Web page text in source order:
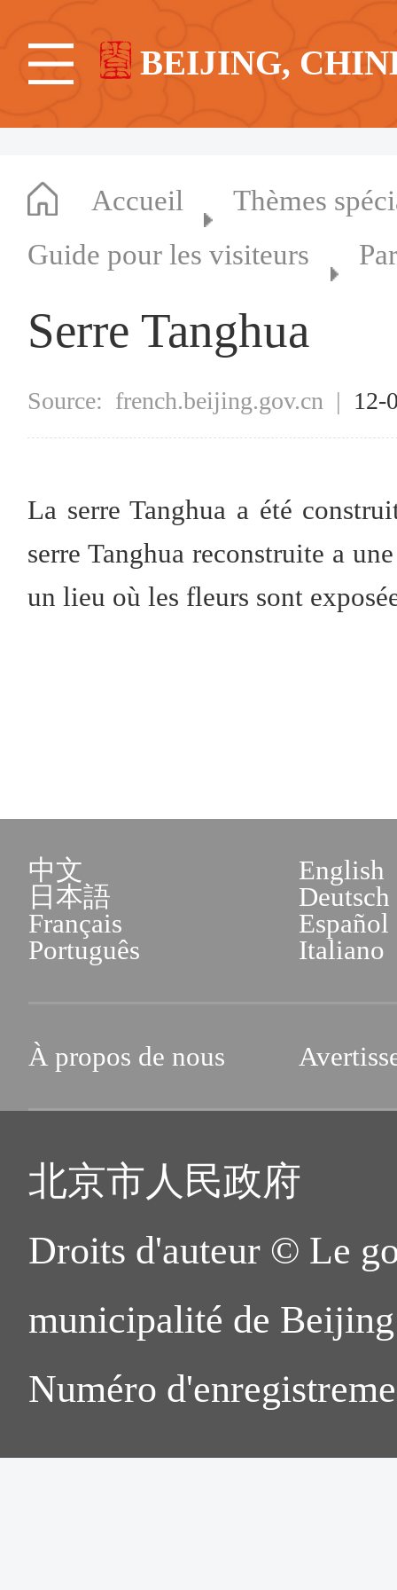
BEIJING,
Accueil
Thèmes
Guide pour les visiteurs
Serre Tanghua
Source: french.beijing.gov.cn |
La serre Tanghua a été
serre Tanghua reconstruite a
un lieu où les fleurs sont
中文
English
日本語
Deutsch
Français
Español
Português
Italiano
À propos de nous
北京市人民政府
Droits d'auteur © Le
municipalité de
Numéro